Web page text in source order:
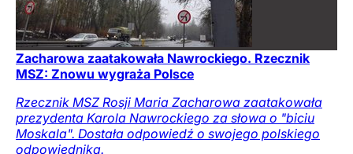
Zacharowa zaatakowała Nawrockiego. Rzecznik
MSZ: Znowu wygraża Polsce
Rzecznik MSZ Rosji Maria Zacharowa zaatakowała
prezydenta Karola Nawrockiego za słowa o "biciu
Moskala". Dostała odpowiedź o swojego polskiego
odpowiednika.